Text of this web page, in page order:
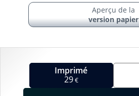
Imprimé
29€
Aperçu de la
version papier